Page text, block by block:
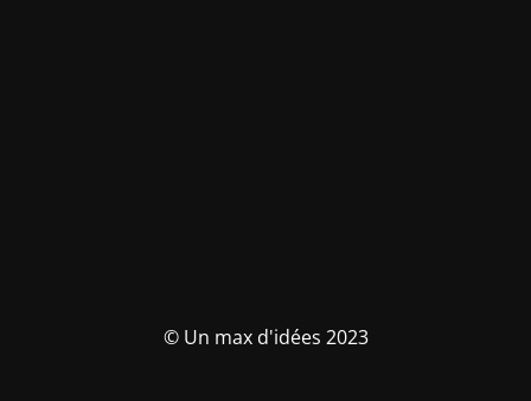
© Un max d'idées 2023